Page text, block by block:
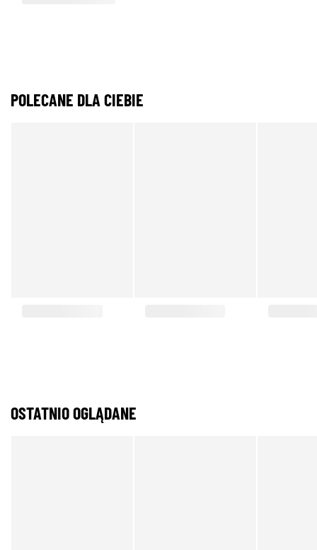
POLECANE DLA CIEBIE
OSTATNIO OGLĄDANE